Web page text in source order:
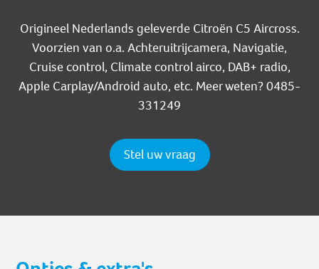
Origineel Nederlands geleverde Citroën C5 Aircross.
Voorzien van o.a. Achteruitrijcamera, Navigatie,
Cruise control, Climate control airco, DAB+ radio,
Apple Carplay/Android auto, etc. Meer weten? 0485-
331249
Stel uw vraag